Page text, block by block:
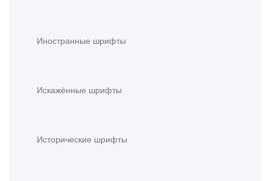
Иностранные шрифты
Искажённые шрифты
Исторические шрифты